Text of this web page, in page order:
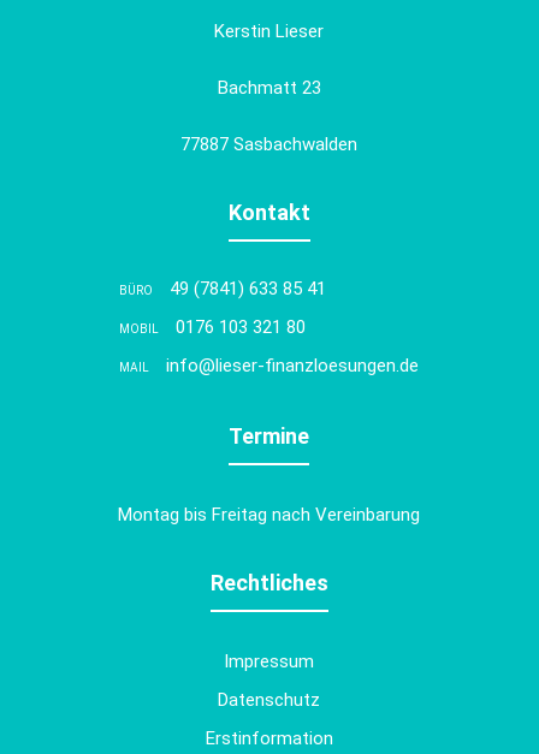
Kerstin Lieser
Bachmatt 23
77887 Sasbachwalden
Kontakt
BÜRO 49 (7841) 633 85 41
MOBIL 0176 103 321 80
MAIL info@lieser-finanzloesungen.de
Termine
Montag bis Freitag nach Vereinbarung
Rechtliches
Impressum
Datenschutz
Erstinformation